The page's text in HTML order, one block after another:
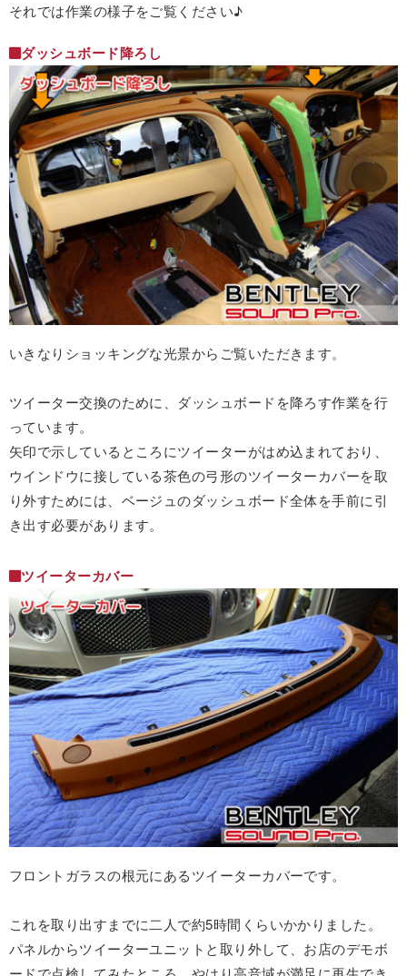
それでは作業の様子をご覧ください♪
ダッシュボード降ろし
いきなりショッキングな光景からご覧いただきます。
ツイーター交換のために、ダッシュボードを降ろす作業を行
っています。
矢印で示しているところにツイーターがはめ込まれており、
ウインドウに接している茶色の弓形のツイーターカバーを取
り外すためには、ベージュのダッシュボード全体を手前に引
き出す必要があります。
ツイーターカバー
フロントガラスの根元にあるツイーターカバーです。
これを取り出すまでに二人で約5時間くらいかかりました。
パネルからツイーターユニットと取り外して、お店のデモボ